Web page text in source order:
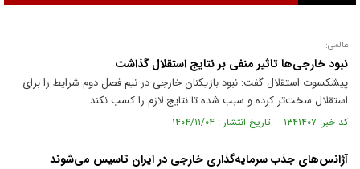
عالمی:
نبود خارجی‌ها تاثیر منفی بر نتایج استقلال گذاشت
پیشکسوت استقلال گفت: نبود بازیکنان خارجی در نیم فصل دوم شرایط را برای
استقلال سخت‌تر کرده و سبب شده تا نتایج لازم را کسب نکند.
کد خبر: ۱۳۴۱۴۰۷ تاریخ انتشار : ۱۴۰۴/۱۱/۰۴
آژانس‌های جذب سرمایه‌گذاری خارجی در ایران تاسیس می‌شوند